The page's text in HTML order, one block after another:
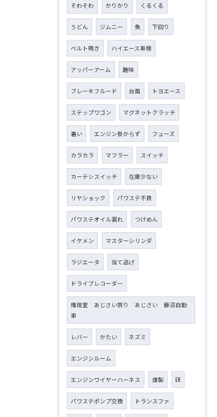
そわそわ かりかり くるくる
うどん ジムニー 魚 下回り
ベルト鳴き ハイエース車検
アッパーアーム 趣味
ブレーキフルード 台風 トヨエース
ステップワゴン マグネットクラッチ
暑い エンジン掛からず フューズ
カラカラ マフラー スイッチ
カーテシスイッチ 在庫少ない
リヤショック パワステ不良
パワステオイル漏れ つけめん
イケメン マスターシリンダ
ラジエータ 当て逃げ
ドライブレコーダー
権現堂 あじさい祭り あじさい 藤沼自動
車
レバー かたい ネズミ
エンジンルーム
エンジンワイヤーハーネス 燻製 EK
パワステポンプ交換 トランスファ